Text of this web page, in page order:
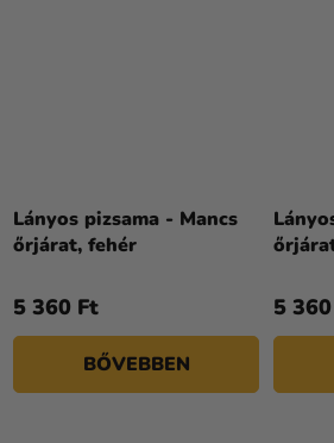
Lányos pizsama - Mancs
őrjárat, fehér
5 360 Ft
BŐVEBBEN
5